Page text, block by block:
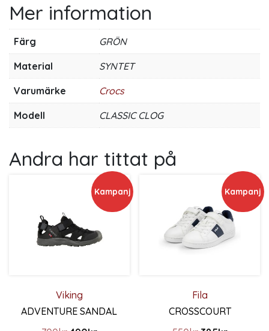
Mer information
Färg GRÖN
Material SYNTET
Varumärke Crocs
Modell CLASSIC CLOG
Andra har tittat på
Kampanj
Viking
ADVENTURE SANDAL
Kampanj
Fila
CROSSCOURT